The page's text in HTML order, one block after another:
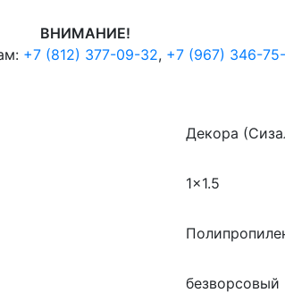
Готовая
x
ВНИМАНИЕ!
+7 (812) 377-09-32, +7 (967) 346-
Декора
1×1.5